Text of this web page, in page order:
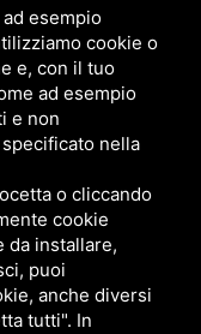
esempio
cookie o
e, con il tuo
ad esempio
e non
nella
o cliccando
cookie
da installare,
puoi
anche diversi
tutti". In
+39 0533 370070
V.Le Portogallo
+39 0533 37007
Giacomo Leopardi, 60
Via delle Rose, 4
+39 0533 370070